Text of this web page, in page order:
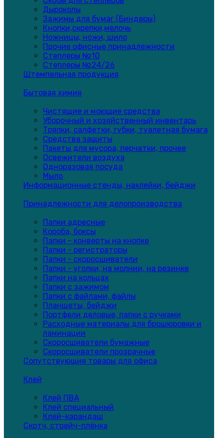
Дыроколы
Зажимы для бумаг (Биндеры)
Кнопки,скрепки,мелочь
Ножницы, ножи, шило
Прочие офисные принадлежности
Степлеры №10
Степлеры №24/26
Штемпельная продукция
Бытовая химия
Чистящие и моющие средства
Уборочный и хозяйственный инвентарь
Тряпки, салфетки, губки, туалетная бумага
Средства защиты
Пакеты для мусора, перчатки, прочее
Освежители воздуха
Одноразовая посуда
Мыло
Информационные стенды, наклейки, бейджи
Принадлежности для делопроизводства
Папки адресные
Короба, боксы
Папки - конверты на кнопке
Папки - регистраторы
Папки - скоросшиватели
Папки - уголки, на молнии, на резинке
Папки на кольцах
Папки с зажимом
Папки с файлами, файлы
Планшеты, бейджи
Портфели деловые, папки с ручками
Расходные материалы для брошюровки и
ламинации
Скоросшиватели бумажные
Скоросшиватели прозрачные
Сопутствующие товары для офиса
Клей
Клей ПВА
Клей специальный
Клей-карандаш
Скотч, стрейч-плёнка